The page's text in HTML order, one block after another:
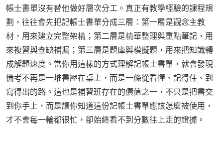
帳士書單沒有替他做好層次分工。真正有教學經驗的課程規
劃，往往會先把記帳士書單分成三層：第一層是觀念主教
材，用來建立完整架構；第二層是精華整理與重點筆記，用
來複習與查缺補漏；第三層是題庫與模擬題，用來把知識轉
成解題速度。當你用這樣的方式理解記帳士書單，就會發現
備考不再是一堆書壓在桌上，而是一條從看懂、記得住、到
寫得出的路。這也是補習班存在的價值之一，不只是把書交
到你手上，而是讓你知道這份記帳士書單應該怎麼被使用，
才不會每一輪都很忙，卻始終看不到分數往上走的證據。